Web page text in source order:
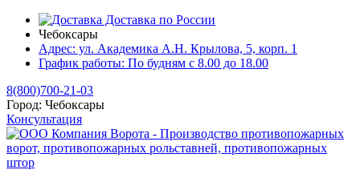
Доставка по России
Чебоксары
Адрес: ул. Академика А.Н. Крылова, 5, корп. 1
График работы: По будням с 8.00 до 18.00
8(800)700-21-03
Город: Чебоксары
Консультация